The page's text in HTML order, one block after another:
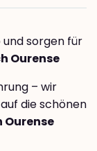
sorgen für
Ourense
– wir
die schönen
Ourense